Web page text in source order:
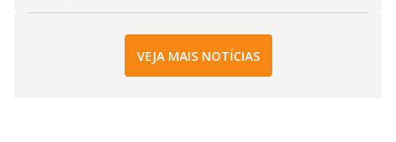
VEJA MAIS NOTÍCIAS